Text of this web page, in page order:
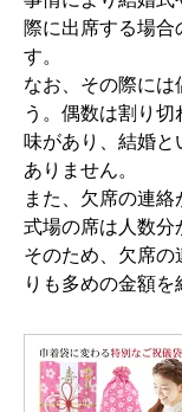
際に出席する場合
す。
なお、その際には
う。偶数は割り
味があり、結婚と
ありません。
また、欠席の連
式場の席は人数分
そのため、欠席の
りも多めの金額を